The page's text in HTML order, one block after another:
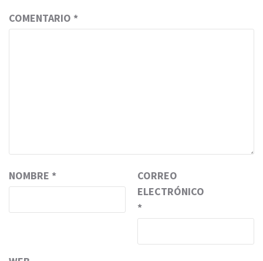
COMENTARIO *
NOMBRE *
CORREO
ELECTRÓNICO
*